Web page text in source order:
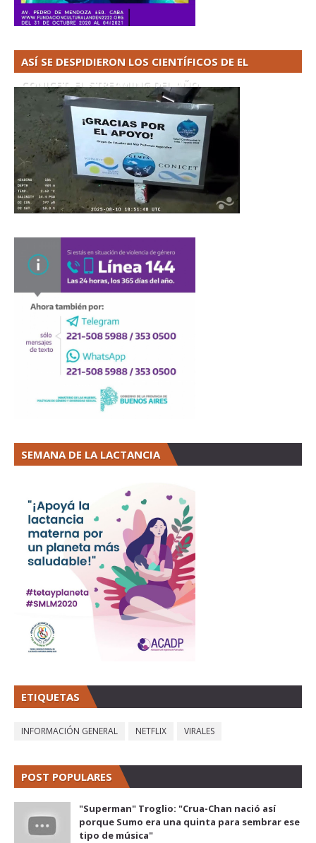
ASÍ SE DESPIDIERON LOS CIENTÍFICOS DE EL
CONICET. EL STREAMING DEL AÑO
SEMANA DE LA LACTANCIA
ETIQUETAS
INFORMACIÓN GENERAL NETFLIX VIRALES
POST POPULARES
"Superman" Troglio: "Crua-Chan nació así
porque Sumo era una quinta para sembrar ese
tipo de música"